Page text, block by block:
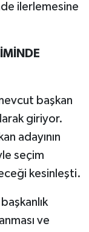
ilerlemesine
başkan
giriyor.
adayının
seçim
kesinleşti.
ve